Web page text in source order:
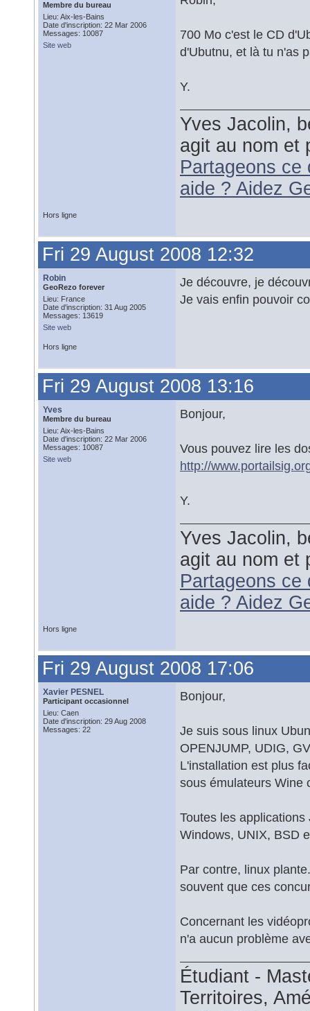
Membre du bureau
Lieu: Aix-les-Bains
Date d'inscription: 22 Mar 2006
Messages: 10087
Site web
700 Mo c'est le CD
d'Ubutnu, et là tu n'as
Y.
Yves Jacolin,
agit au nom et
Partageons ce
aide ? Aidez
Hors ligne
Fri 29 August 2008 12:32
Robin
GeoRezo forever
Lieu: France
Date d'inscription: 31 Aug 2005
Messages: 13619
Site web
Je découvre, je
Je vais enfin pouvoir
Hors ligne
Fri 29 August 2008 13:16
Yves
Membre du bureau
Lieu: Aix-les-Bains
Date d'inscription: 22 Mar 2006
Messages: 10087
Site web
Bonjour,
Vous pouvez lire les
http://
Y.
Yves Jacolin,
agit au nom et
Partageons ce
aide ? Aidez
Hors ligne
Fri 29 August 2008 17:06
Xavier PESNEL
Participant occasionnel
Lieu: Caen
Date d'inscription: 29 Aug 2008
Messages: 22
Bonjour,
Je suis sous linux
OPENJUMP, UDIG,
L'installation est plus
sous émulateurs Wine
Toutes les
Windows, UNIX, BSD
Par contre, linux
souvent que ces
Concernant les
n'a aucun problème
Étudiant -
Territoires,